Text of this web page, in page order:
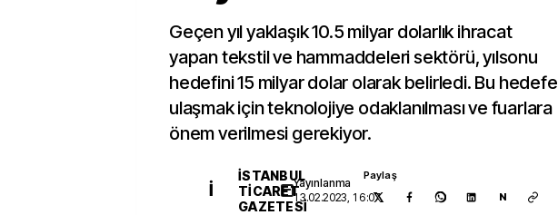
Geçen yıl yaklaşık 10.5 milyar dolarlık ihracat
yapan tekstil ve hammaddeleri sektörü, yılsonu
hedefini 15 milyar dolar olarak belirledi. Bu hedefe
ulaşmak için teknolojiye odaklanılması ve fuarlara
önem verilmesi gerekiyor.
İ
İSTANBUL
TICARET
GAZETESI
Yayınlanma
13.02.2023, 16:07
Paylaş
N